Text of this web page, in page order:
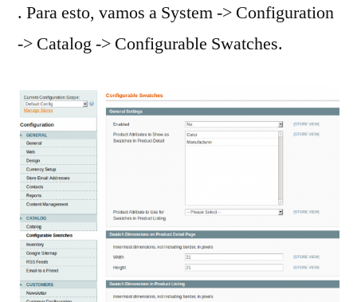
. Para esto, vamos a System -> Configuration
-> Catalog -> Configurable Swatches.